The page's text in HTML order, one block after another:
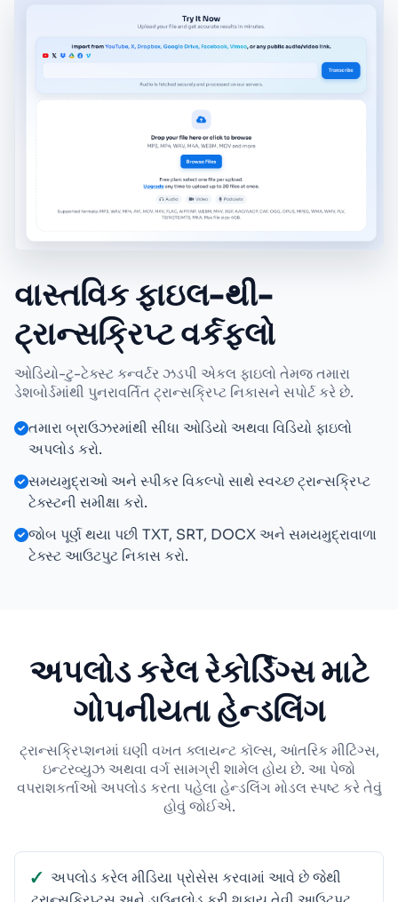
વાસ્તવિક ફાઇલ-થી-
ટ્રાન્સક્રિપ્ટ વર્કફ્લો
ઓડિયો-ટુ-ટેક્સ્ટ કન્વર્ટર ઝડપી એકલ ફાઇલો તેમજ તમારા
ડેશબોર્ડમાંથી પુનરાવર્તિત ટ્રાન્સક્રિપ્ટ નિકાસને સપોર્ટ કરે છે.
તમારા બ્રાઉઝરમાંથી સીધા ઓડિયો અથવા વિડિયો ફાઇલો
અપલોડ કરો.
સમયમુદ્રાઓ અને સ્પીકર વિકલ્પો સાથે સ્વચ્છ ટ્રાન્સક્રિપ્ટ
ટેક્સ્ટની સમીક્ષા કરો.
જોબ પૂર્ણ થયા પછી TXT, SRT, DOCX અને સમયમુદ્રાવાળા
ટેક્સ્ટ આઉટપુટ નિકાસ કરો.
અપલોડ કરેલ રેકોર્ડિંગ્સ માટે
ગોપનીયતા હેન્ડલિંગ
ટ્રાન્સક્રિપ્શનમાં ઘણી વખત ક્લાયન્ટ કૉલ્સ, આંતરિક મીટિંગ્સ,
ઇન્ટરવ્યુઝ અથવા વર્ગ સામગ્રી શામેલ હોય છે. આ પેજો
વપરાશકર્તાઓ અપલોડ કરતા પહેલા હેન્ડલિંગ મોડલ સ્પષ્ટ કરે તેવું
હોવું જોઈએ.
અપલોડ કરેલ મીડિયા પ્રોસેસ કરવામાં આવે છે જેથી